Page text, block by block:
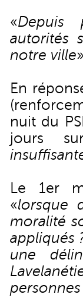
«Depuis
autorités
notre ville
En
nuit du
jours
Le 1er
«lorsque
moralité
appliqués
une